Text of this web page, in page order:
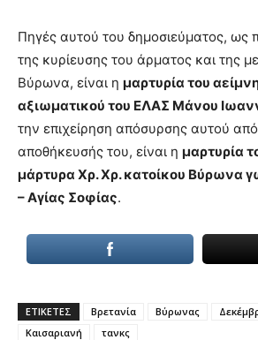
Πηγές αυτού του δημοσιεύματος, ως
της κυρίευσης του άρματος και της
Βύρωνα, είναι η μαρτυρία του
αξιωματικού του ΕΛΑΣ Μάνου
την επιχείρηση απόσυρσης αυτού
αποθήκευσής του, είναι η μαρτυρία
μάρτυρα Χρ. Χρ. κατοίκου Βύρωνα
– Αγίας Σοφίας.
ΕΤΙΚΕΤΕΣ Βρετανία Βύρωνας
Καισαριανή
τανκς